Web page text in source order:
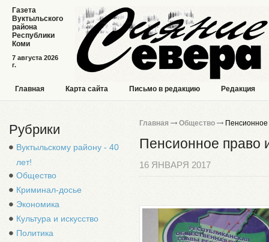
7 августа 2026
г.
Газета
Вуктыльского
района
Республики
Коми
Главная Карта сайта Письмо в редакцию Редакция
Рубрики
Вуктыльскому району - 40
лет!
Общество
Криминал-досье
Экономика
Культура и искусство
Политика
Главная Общество Пенсионное
Пенсионное право
16 ЯНВАРЯ 2017